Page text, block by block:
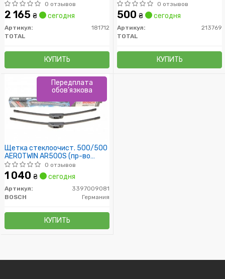
0 отзывов
2 165 ₴ сегодня
Артикул:
181712
TOTAL
КУПИТЬ
0 отзывов
500 ₴ сегодня
Артикул:
213769
TOTAL
КУПИТЬ
Щетка стеклоочист. 500/500
AEROTWIN AR500S (пр-во
Bosch)
0 отзывов
1 040 ₴ сегодня
Артикул:
3397009081
BOSCH
Германия
КУПИТЬ
Передплата
обов'язкова